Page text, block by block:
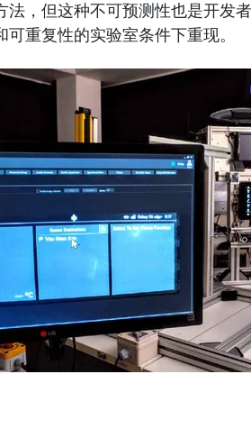
，但这种不可预测性也是开发
重复性的实验室条件下重现。